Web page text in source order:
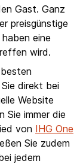
Gast. Ganz
preisgünstige
eine
wird.
direkt bei
Website
Sie immer die
von IHG One
Sie zudem
jedem